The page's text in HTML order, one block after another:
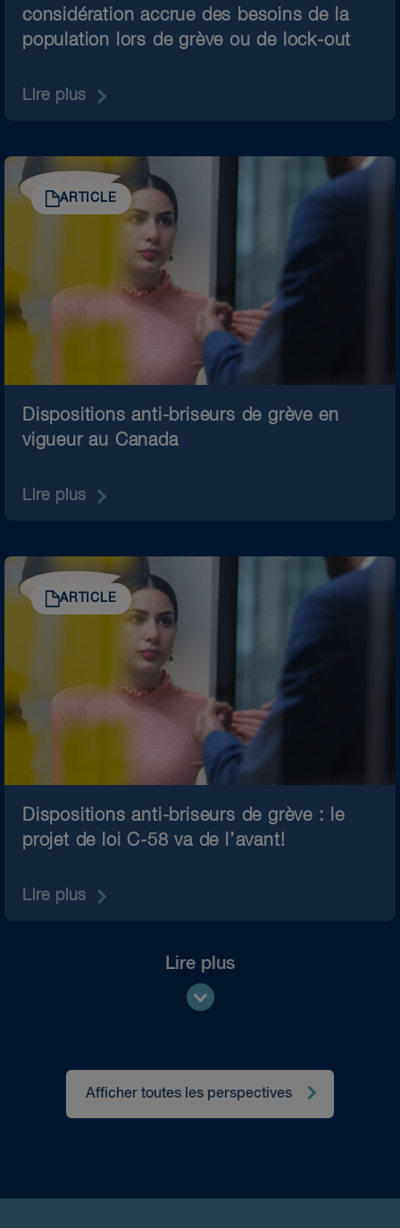
considération accrue des besoins de la
population lors de grève ou de lock-out
Lire plus
ARTICLE
Dispositions anti-briseurs de grève en
vigueur au Canada
Lire plus
ARTICLE
Dispositions anti-briseurs de grève : le
projet de loi C-58 va de l’avant!
Lire plus
Lire plus
Afficher toutes les perspectives